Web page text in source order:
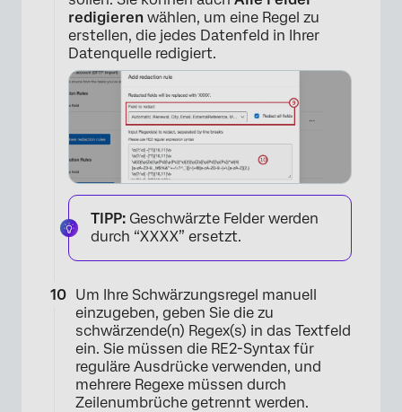
×
×
redigieren wählen, um eine Regel zu
erstellen, die jedes Datenfeld in Ihrer
Datenquelle redigiert.
TIPP: Geschwärzte Felder werden
durch “XXXX” ersetzt.
Um Ihre Schwärzungsregel manuell
einzugeben, geben Sie die zu
schwärzende(n) Regex(s) in das Textfeld
ein. Sie müssen die RE2-Syntax für
reguläre Ausdrücke verwenden, und
mehrere Regexe müssen durch
Zeilenumbrüche getrennt werden.